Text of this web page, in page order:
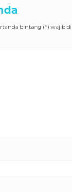
bintang (*) wajib